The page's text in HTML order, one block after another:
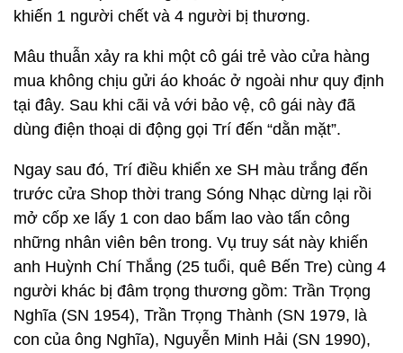
khiến 1 người chết và 4 người bị thương.
Mâu thuẫn xảy ra khi một cô gái trẻ vào cửa hàng
mua không chịu gửi áo khoác ở ngoài như quy định
tại đây. Sau khi cãi vả với bảo vệ, cô gái này đã
dùng điện thoại di động gọi Trí đến “dằn mặt”.
Ngay sau đó, Trí điều khiển xe SH màu trắng đến
trước cửa Shop thời trang Sóng Nhạc dừng lại rồi
mở cốp xe lấy 1 con dao bấm lao vào tấn công
những nhân viên bên trong. Vụ truy sát này khiến
anh Huỳnh Chí Thắng (25 tuổi, quê Bến Tre) cùng 4
người khác bị đâm trọng thương gồm: Trần Trọng
Nghĩa (SN 1954), Trần Trọng Thành (SN 1979, là
con của ông Nghĩa), Nguyễn Minh Hải (SN 1990),